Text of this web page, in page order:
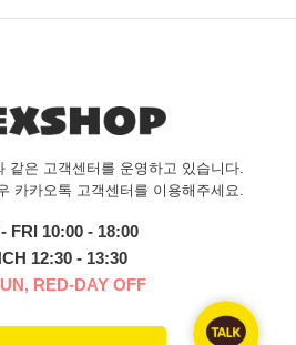
같은 고객센터를 운영하고 있습니다.
카카오톡 고객센터를 이용해주세요.
FRI 10:00 - 18:00
12:30 - 13:30
RED-DAY OFF